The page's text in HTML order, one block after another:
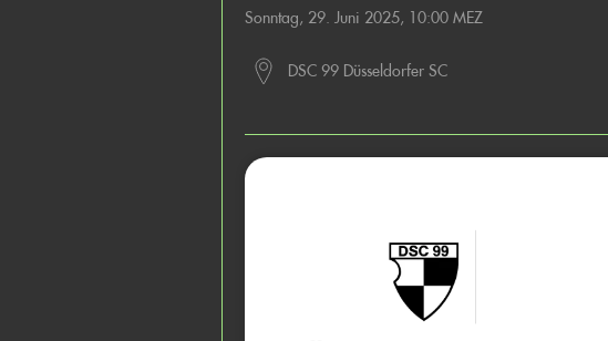
Sonntag, 29. Juni 2025, 10:00 MEZ
DSC 99 Düsseldorfer SC